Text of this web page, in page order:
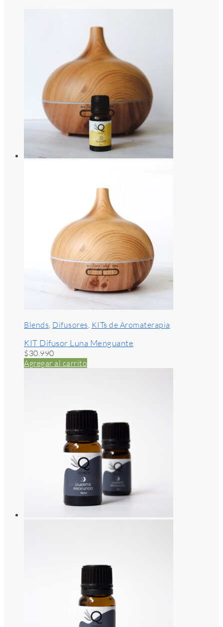
Blends, Difusores, KITs de Aromaterapia
KIT Difusor Luna Menguante
$30.990
Agregar al carrito